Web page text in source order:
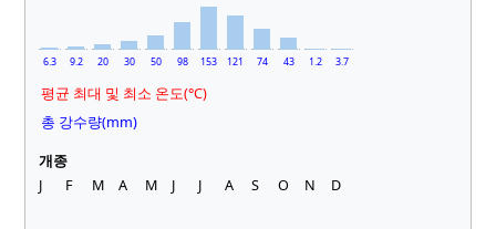
6.3 9.2 20 30 50 98 153 121 74 43 1.2 3.7
평균 최대 및 최소 온도(°C)
총 강수량(mm)
개종
J
F M A M J J A S O N D